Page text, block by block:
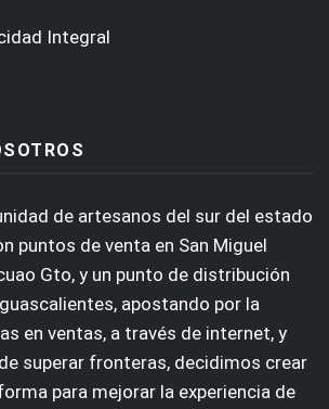
Integral
de artesanos del sur del estado
puntos de venta en San Miguel
Gto, y un punto de distribución
apostando por la
en ventas, a través de internet, y
superar fronteras, decidimos crear
para mejorar la experiencia de